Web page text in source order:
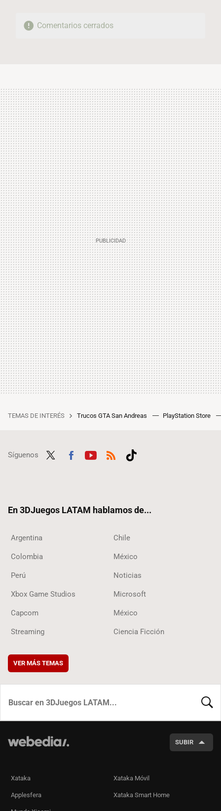
Comentarios cerrados
TEMAS DE INTERÉS Trucos GTA San Andreas PlayStation Store
Síguenos
En 3DJuegos LATAM hablamos de...
Argentina Chile
Colombia México
Perú Noticias
Xbox Game Studios Microsoft
Capcom México
Streaming Ciencia Ficción
VER MÁS TEMAS
SUBIR
Xataka Xataka Móvil
Applesfera Xataka Smart Home